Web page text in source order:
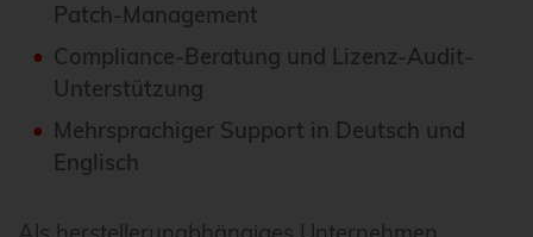
Patch-Management
Compliance-Beratung und Lizenz-Audit-
Unterstützung
Mehrsprachiger Support in Deutsch und
Englisch